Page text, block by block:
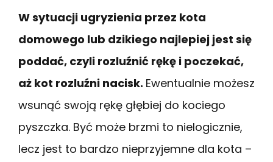
W sytuacji ugryzienia przez kota
domowego lub dzikiego najlepiej jest się
poddać, czyli rozluźnić rękę i poczekać,
aż kot rozluźni nacisk. Ewentualnie możesz
wsunąć swoją rękę głębiej do kociego
pyszczka. Być może brzmi to nielogicznie,
lecz jest to bardzo nieprzyjemne dla kota –